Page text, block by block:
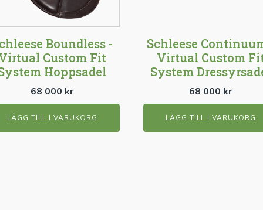
Boundless -
Custom Fit
Hoppsadel
68 000 kr
LÄGG TILL I VARUKORG
Schleese
Virtual Custom
System
68 000 kr
LÄGG TILL I VARUKORG